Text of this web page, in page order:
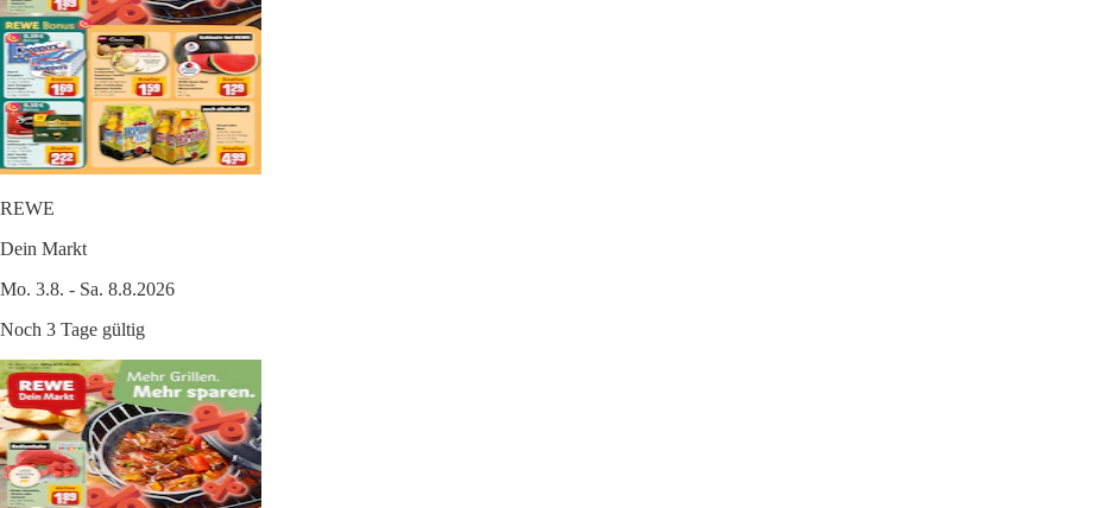
REWE
Dein Markt
Mo. 3.8. - Sa. 8.8.2026
Noch 3 Tage gültig